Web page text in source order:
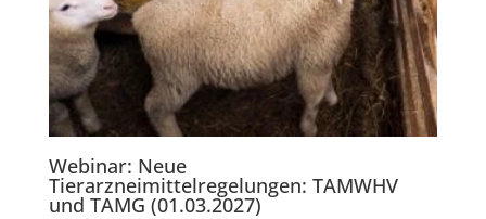
Webinar: Neue
Tierarzneimittelregelungen: TAMWHV
und TAMG (01.03.2027)